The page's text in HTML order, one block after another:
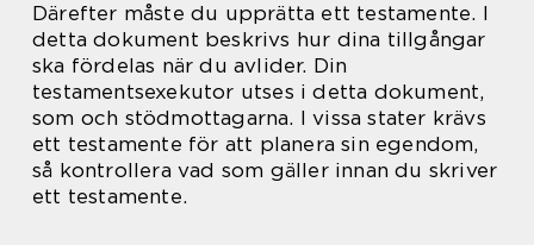
Därefter måste du upprätta ett testamente. I
detta dokument beskrivs hur dina tillgångar
ska fördelas när du avlider. Din
testamentsexekutor utses i detta dokument,
som och stödmottagarna. I vissa stater krävs
ett testamente för att planera sin egendom,
så kontrollera vad som gäller innan du skriver
ett testamente.